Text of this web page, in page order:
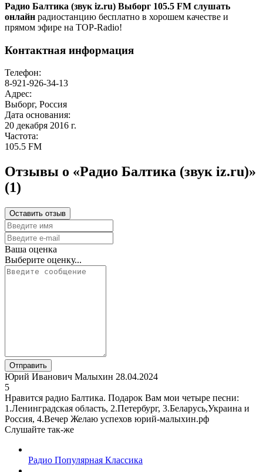
Радио Балтика (звук iz.ru) Выборг 105.5 FM слушать
онлайн радиостанцию бесплатно в хорошем качестве и
прямом эфире на TOP-Radio!
Контактная информация
Телефон:
8-921-926-34-13
Адрес:
Выборг, Россия
Дата основания:
20 декабря 2016 г.
Частота:
105.5 FM
Отзывы о «Радио Балтика (звук iz.ru)»
(1)
Оставить отзыв
Ваша оценка
Выберите оценку...
Отправить
Юрий Иванович Малыхин 28.04.2024
5
Нравится радио Балтика. Подарок Вам мои четыре песни:
1.Ленинградская область, 2.Петербург, 3.Беларусь,Украина и
Россия, 4.Вечер Желаю успехов юрий-малыхин.рф
Слушайте так-же
Радио Популярная Классика